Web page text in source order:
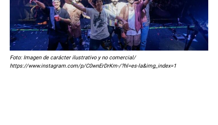
Foto: Imagen de carácter ilustrativo y no comercial/
https://www.instagram.com/p/C0wnErDrKm-/?hl=es-la&img_index=1